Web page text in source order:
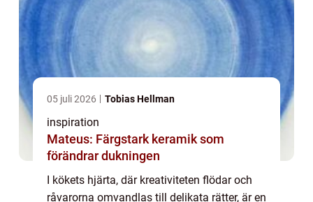
05 juli 2026 Tobias Hellman
inspiration
Mateus: Färgstark keramik som
förändrar dukningen
I kökets hjärta, där kreativiteten flödar och
råvarorna omvandlas till delikata rätter, är en